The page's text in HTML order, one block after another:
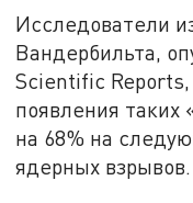
Исследователи
Вандербильта,
Scientific Reports,
появления таких
на 68% на
ядерных взрывов.